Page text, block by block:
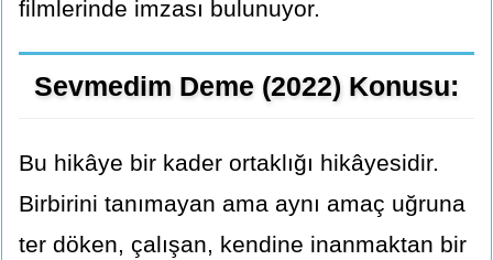
filmlerinde imzası bulunuyor.
Sevmedim Deme (2022) Konusu:
Bu hikâye bir kader ortaklığı hikâyesidir.
Birbirini tanımayan ama aynı amaç uğruna
ter döken, çalışan, kendine inanmaktan bir